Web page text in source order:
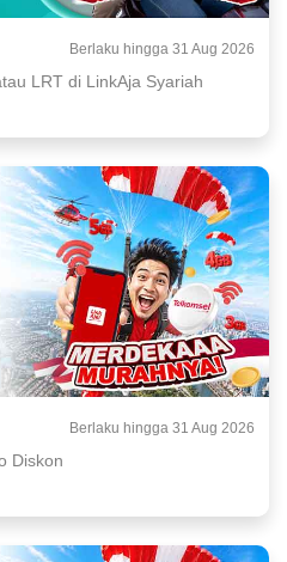
Berlaku hingga 31 Aug 2026
LRT di LinkAja Syariah
Berlaku hingga 31 Aug 2026
Diskon